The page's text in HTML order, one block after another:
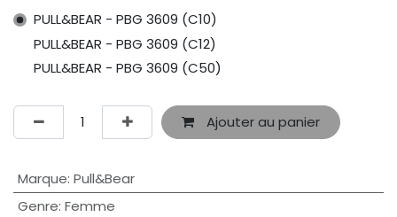
PULL&BEAR - PBG 3609 (C10)
PULL&BEAR - PBG 3609 (C12)
PULL&BEAR - PBG 3609 (C50)
Ajouter au panier
Marque: Pull&Bear
Genre: Femme